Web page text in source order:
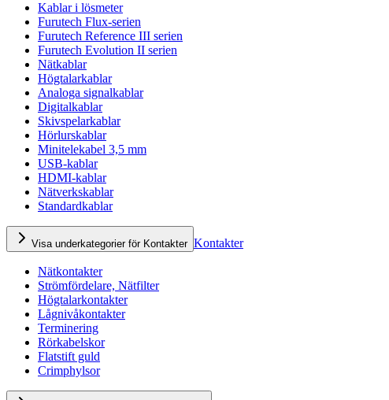
Kablar i lösmeter
Furutech Flux-serien
Furutech Reference III serien
Furutech Evolution II serien
Nätkablar
Högtalarkablar
Analoga signalkablar
Digitalkablar
Skivspelarkablar
Hörlurskablar
Minitelekabel 3,5 mm
USB-kablar
HDMI-kablar
Nätverkskablar
Standardkablar
Visa underkategorier för Kontakter Kontakter
Nätkontakter
Strömfördelare, Nätfilter
Högtalarkontakter
Lågnivåkontakter
Terminering
Rörkabelskor
Flatstift guld
Crimphylsor